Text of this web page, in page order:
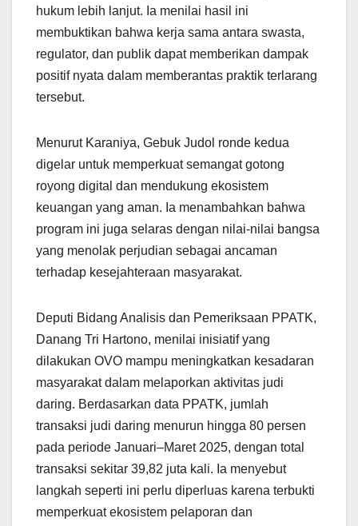
hukum lebih lanjut. Ia menilai hasil ini
membuktikan bahwa kerja sama antara swasta,
regulator, dan publik dapat memberikan dampak
positif nyata dalam memberantas praktik terlarang
tersebut.
Menurut Karaniya, Gebuk Judol ronde kedua
digelar untuk memperkuat semangat gotong
royong digital dan mendukung ekosistem
keuangan yang aman. Ia menambahkan bahwa
program ini juga selaras dengan nilai-nilai bangsa
yang menolak perjudian sebagai ancaman
terhadap kesejahteraan masyarakat.
Deputi Bidang Analisis dan Pemeriksaan PPATK,
Danang Tri Hartono, menilai inisiatif yang
dilakukan OVO mampu meningkatkan kesadaran
masyarakat dalam melaporkan aktivitas judi
daring. Berdasarkan data PPATK, jumlah
transaksi judi daring menurun hingga 80 persen
pada periode Januari–Maret 2025, dengan total
transaksi sekitar 39,82 juta kali. Ia menyebut
langkah seperti ini perlu diperluas karena terbukti
memperkuat ekosistem pelaporan dan